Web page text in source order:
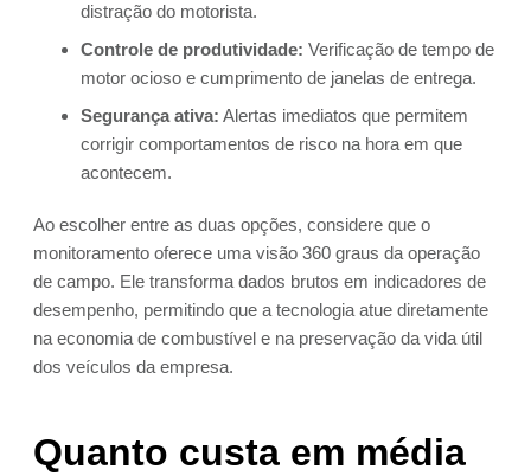
distração do motorista.
Controle de produtividade: Verificação de tempo de
motor ocioso e cumprimento de janelas de entrega.
Segurança ativa: Alertas imediatos que permitem
corrigir comportamentos de risco na hora em que
acontecem.
Ao escolher entre as duas opções, considere que o
monitoramento oferece uma visão 360 graus da operação
de campo. Ele transforma dados brutos em indicadores de
desempenho, permitindo que a tecnologia atue diretamente
na economia de combustível e na preservação da vida útil
dos veículos da empresa.
Quanto custa em média